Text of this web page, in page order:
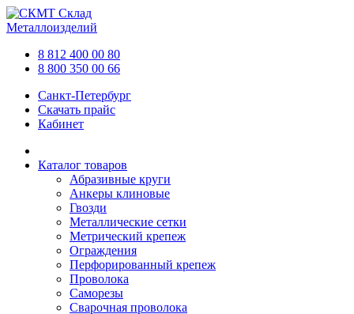
Склад
Металлоизделий
8 812 400 00 80
8 800 350 00 66
Санкт-Петербург
Скачать прайс
Кабинет
Каталог товаров
Абразивные круги
Анкеры клиновые
Гвозди
Металлические сетки
Метрический крепеж
Ограждения
Перфорированный крепеж
Проволока
Саморезы
Сварочная проволока